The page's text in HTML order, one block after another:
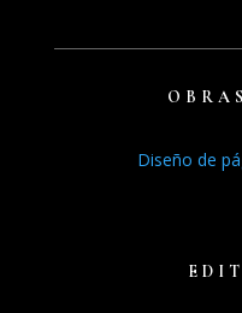
Diseño de